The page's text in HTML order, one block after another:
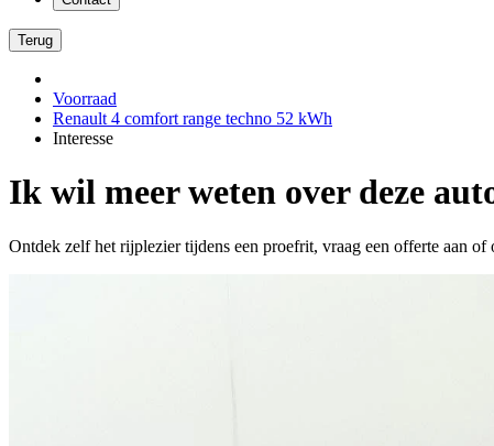
Terug
Voorraad
Renault 4 comfort range techno 52 kWh
Interesse
Ik wil meer weten over deze
Ontdek zelf het rijplezier tijdens een proefrit, vraag een offerte aan